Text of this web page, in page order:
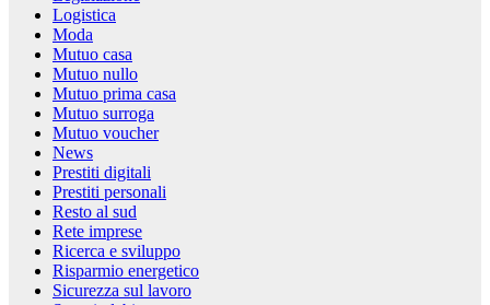
Logistica
Moda
Mutuo casa
Mutuo nullo
Mutuo prima casa
Mutuo surroga
Mutuo voucher
News
Prestiti digitali
Prestiti personali
Resto al sud
Rete imprese
Ricerca e sviluppo
Risparmio energetico
Sicurezza sul lavoro